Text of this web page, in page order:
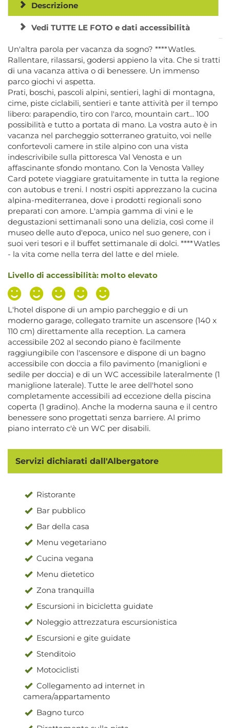
Descrizione
Vedi TUTTE LE FOTO e dati accessibilità
Un'altra parola per vacanza da sogno? ****Watles.
Rallentare, rilassarsi, godersi appieno la vita. Che si tratti
di una vacanza attiva o di benessere. Un immenso
parco giochi vi aspetta.
Prati, boschi, pascoli alpini, sentieri, laghi di montagna,
cime, piste ciclabili, sentieri e tante attività per il tempo
libero: parapendio, tiro con l'arco, mountain cart... 100
possibilità e tutto a portata di mano. La vostra auto è in
vacanza nel parcheggio sotterraneo gratuito, voi nelle
confortevoli camere in stile alpino con una vista
indescrivibile sulla pittoresca Val Venosta e un
affascinante sfondo montano. Con la Venosta Valley
Card potete viaggiare gratuitamente in tutta la regione
con autobus e treni. I nostri ospiti apprezzano la cucina
alpina-mediterranea, dove i prodotti regionali sono
preparati con amore. L'ampia gamma di vini e le
degustazioni settimanali sono una delizia, così come il
museo delle auto d'epoca, unico nel suo genere, con i
suoi veri tesori e il buffet settimanale di dolci. ****Watles
- la vita come nella terra del latte e del miele.
Livello di accessibilità: molto elevato
L'hotel dispone di un ampio parcheggio e di un
moderno garage, collegato tramite un ascensore (140 x
110 cm) direttamente alla reception. La camera
accessibile 202 al secondo piano è facilmente
raggiungibile con l'ascensore e dispone di un bagno
accessibile con doccia a filo pavimento (maniglioni e
sedile per doccia) e di un WC accessibile lateralmente (1
maniglione laterale). Tutte le aree dell'hotel sono
completamente accessibili ad eccezione della piscina
coperta (1 gradino). Anche la moderna sauna e il centro
benessere sono progettati senza barriere. Al primo
piano interrato c'è un WC per disabili.
Servizi dichiarati dall'Albergatore
Ristorante
Bar pubblico
Bar della casa
Menu vegetariano
Cucina vegana
Menu dietetico
Zona tranquilla
Escursioni in bicicletta guidate
Noleggio attrezzatura escursionistica
Escursioni e gite guidate
Stenditoio
Motociclisti
Collegamento ad internet in
camera/appartamento
Bagno turco